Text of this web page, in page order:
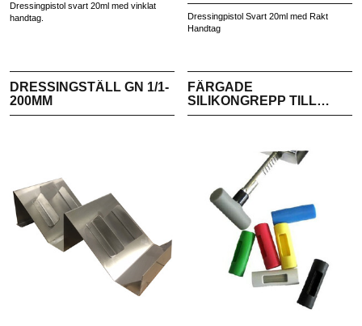
Dressingpistol svart 20ml med vinklat
handtag.
Dressingpistol Svart 20ml med Rakt
Handtag
DRESSINGSTÄLL GN 1/1-
200MM
FÄRGADE
SILIKONGREPP TILL
DRESSINGPISTOL